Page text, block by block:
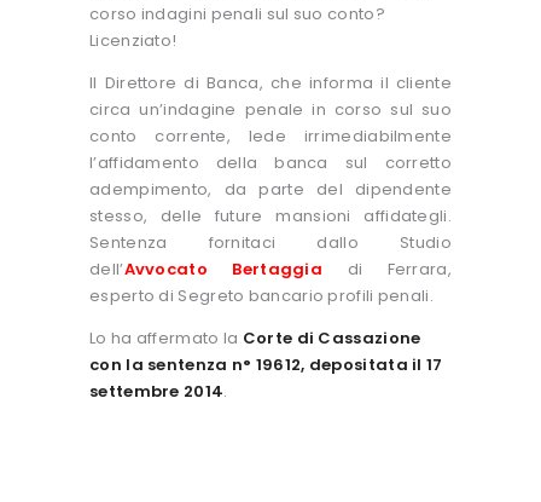
corso indagini penali sul suo conto?
Licenziato!
Il Direttore di Banca, che informa il cliente
circa un’indagine penale in corso sul suo
conto corrente, lede irrimediabilmente
l’affidamento della banca sul corretto
adempimento, da parte del dipendente
stesso, delle future mansioni affidategli.
Sentenza fornitaci dallo Studio
dell’Avvocato Bertaggia di Ferrara,
esperto di Segreto bancario profili penali.
Lo ha affermato la Corte di Cassazione
con la sentenza n° 19612, depositata il 17
settembre 2014.